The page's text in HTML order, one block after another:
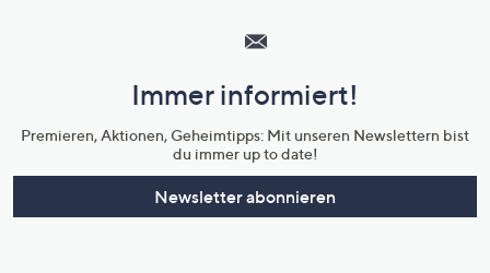
Unternehmensinformationen
Immer informiert!
Premieren, Aktionen, Geheimtipps: Mit unseren Newslettern bist
du immer up to date!
Newsletter abonnieren